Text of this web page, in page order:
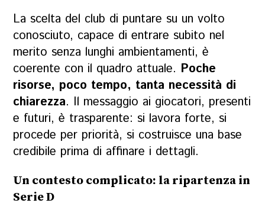
La scelta del club di puntare su un volto
conosciuto, capace di entrare subito nel
merito senza lunghi ambientamenti, è
coerente con il quadro attuale. Poche
risorse, poco tempo, tanta necessità di
chiarezza. Il messaggio ai giocatori, presenti
e futuri, è trasparente: si lavora forte, si
procede per priorità, si costruisce una base
credibile prima di affinare i dettagli.
Un contesto complicato: la ripartenza in
Serie D